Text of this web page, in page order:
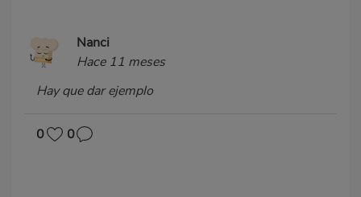
Nanci
Hace 11 meses
Hay que dar ejemplo
0 0